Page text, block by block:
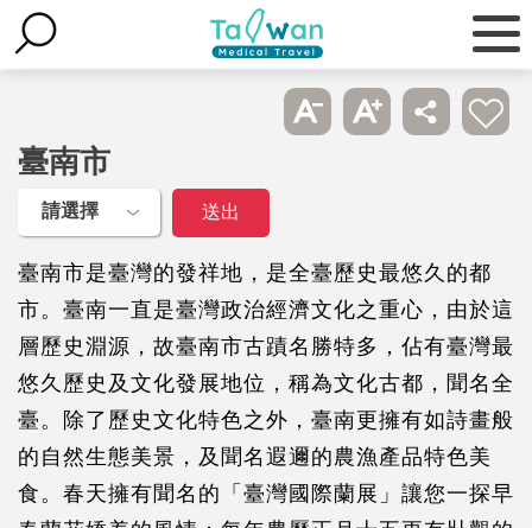
臺南市
臺南市是臺灣的發祥地，是全臺歷史最悠久的都
市。臺南一直是臺灣政治經濟文化之重心，由於這
層歷史淵源，故臺南市古蹟名勝特多，佔有臺灣最
悠久歷史及文化發展地位，稱為文化古都，聞名全
臺。除了歷史文化特色之外，臺南更擁有如詩畫般
的自然生態美景，及聞名遐邇的農漁產品特色美
食。春天擁有聞名的「臺灣國際蘭展」讓您一探早